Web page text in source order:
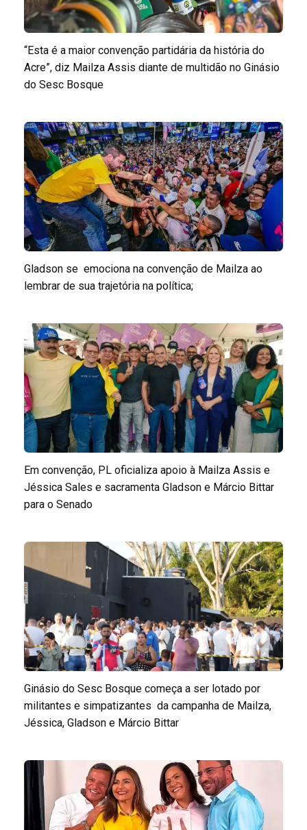
“Esta é a maior convenção partidária da história do
Acre”, diz Mailza Assis diante de multidão no Ginásio
do Sesc Bosque
Gladson se emociona na convenção de Mailza ao
lembrar de sua trajetória na política;
Em convenção, PL oficializa apoio à Mailza Assis e
Jéssica Sales e sacramenta Gladson e Márcio Bittar
para o Senado
Ginásio do Sesc Bosque começa a ser lotado por
militantes e simpatizantes da campanha de Mailza,
Jéssica, Gladson e Márcio Bittar